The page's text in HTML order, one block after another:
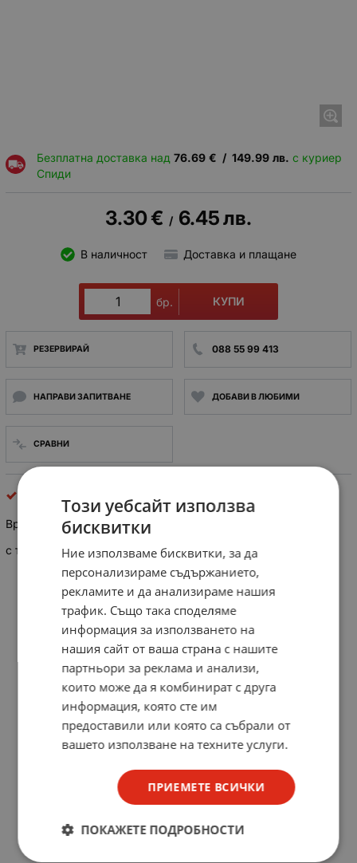
Безплатна доставка над 76.69 € / 149.99 лв. с куриер
Спиди
3.30€ / 6.45лв.
В наличност Доставка и плащане
бр. КУПИ
РЕЗЕРВИРАЙ 088 55 99 413
НАПРАВИ ЗАПИТВАНЕ ДОБАВИ В ЛЮБИМИ
СРАВНИ
Врътка 30-90°C за капилярен термостат Cewal
с температура на регулиране от +30°C до + 90 °C.
Този уебсайт използва
бисквитки
Ние използваме бисквитки, за да
персонализираме съдържанието,
рекламите и да анализираме нашия
трафик. Също така споделяме
информация за използването на
нашия сайт от ваша страна с нашите
партньори за реклама и анализи,
които може да я комбинират с друга
информация, която сте им
предоставили или която са събрали от
вашето използване на техните услуги.
ПРИЕМЕТЕ ВСИЧКИ
ПОКАЖЕТЕ ПОДРОБНОСТИ